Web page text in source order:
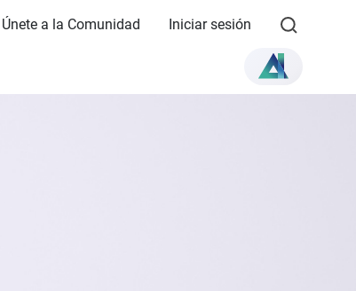
Únete a la Comunidad Iniciar sesión